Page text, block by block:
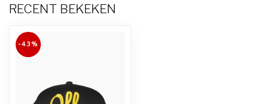
RECENT BEKEKEN
-43%